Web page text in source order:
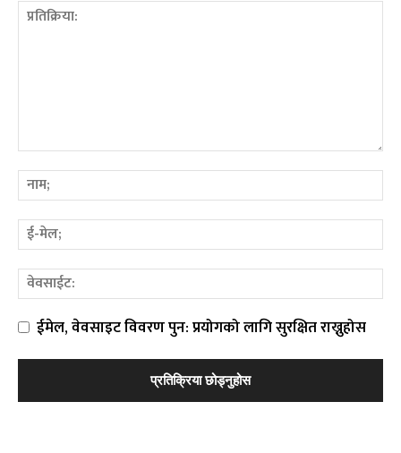
ईमेल, वेवसाइट विवरण पुन: प्रयोगको लागि सुरक्षित राख्नुहोस